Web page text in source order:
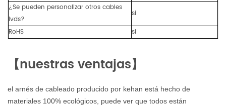
¿Se pueden personalizar otros cables
lvds?
si
RoHS
si
【nuestras ventajas】
el arnés de cableado producido por kehan está hecho de
materiales 100% ecológicos, puede ver que todos están